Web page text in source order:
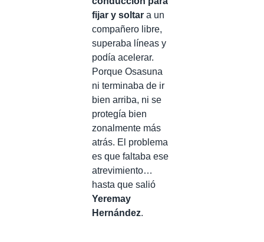
fijar y soltar a un
compañero libre,
superaba líneas y
podía acelerar.
Porque Osasuna
ni terminaba de ir
bien arriba, ni se
protegía bien
zonalmente más
atrás. El problema
es que faltaba ese
atrevimiento…
hasta que salió
Yeremay
Hernández.